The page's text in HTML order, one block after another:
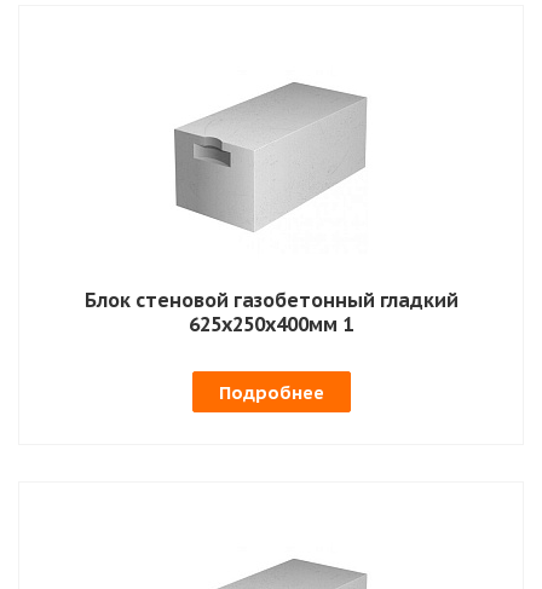
Блок стеновой газобетонный гладкий
625х250х400мм 1
Подробнее